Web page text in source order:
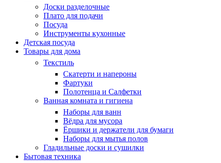
Доски разделочные
Плато для подачи
Посуда
Инструменты кухонные
Детская посуда
Товары для дома
Текстиль
Скатерти и напероны
Фартуки
Полотенца и Салфетки
Ванная комната и гигиена
Наборы для ванн
Вёдра для мусора
Ёршики и держатели для бумаги
Наборы для мытья полов
Гладильные доски и сушилки
Бытовая техника